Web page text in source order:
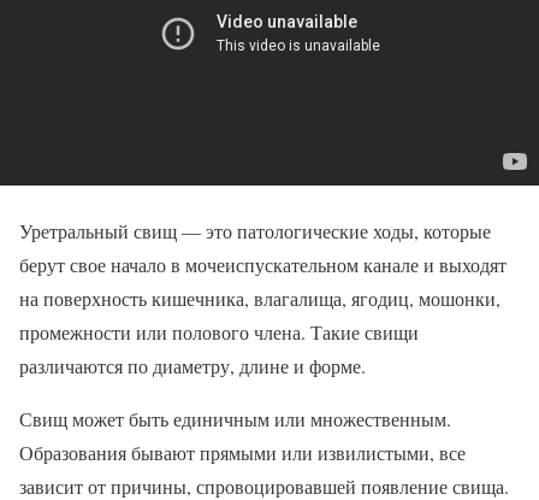
Уретральный свищ — это патологические ходы, которые
берут свое начало в мочеиспускательном канале и выходят
на поверхность кишечника, влагалища, ягодиц, мошонки,
промежности или полового члена. Такие свищи
различаются по диаметру, длине и форме.
Свищ может быть единичным или множественным.
Образования бывают прямыми или извилистыми, все
зависит от причины, спровоцировавшей появление свища.